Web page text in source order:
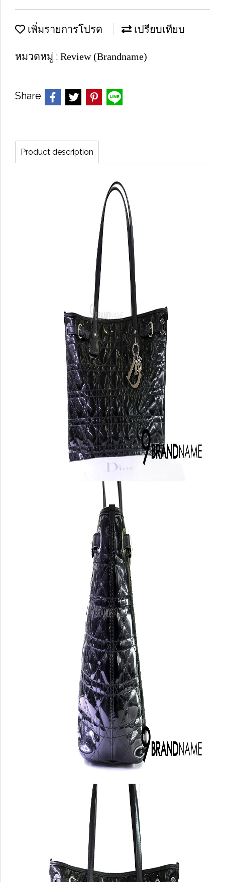
เพิ่มรายการโปรด เปรียบเทียบ
หมวดหมู่ : Review (Brandname)
Share
Product description